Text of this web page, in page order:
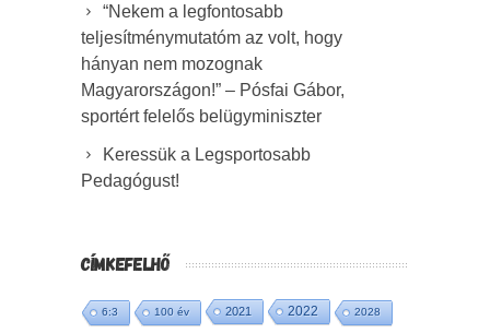
“Nekem a legfontosabb
teljesítménymutatóm az volt, hogy
hányan nem mozognak
Magyarországon!” – Pósfai Gábor,
sportért felelős belügyminiszter
Keressük a Legsportosabb
Pedagógust!
CÍMKEFELHŐ
6:3 100 év 2021 2022 2028